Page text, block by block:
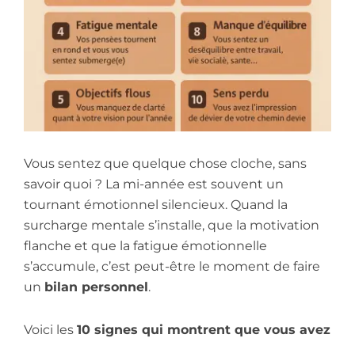
Vous sentez que quelque chose cloche, sans
savoir quoi ? La mi-année est souvent un
tournant émotionnel silencieux. Quand la
surcharge mentale s’installe, que la motivation
flanche et que la fatigue émotionnelle
s’accumule, c’est peut-être le moment de faire
un bilan personnel.
Voici les 10 signes qui montrent que vous avez